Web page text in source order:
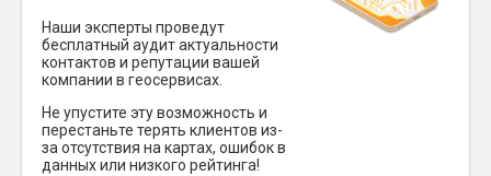
Наши эксперты проведут
бесплатный аудит актуальности
контактов и репутации вашей
компании в геосервисах.
Не упустите эту возможность и
перестаньте терять клиентов из-
за отсутствия на картах, ошибок в
данных или низкого рейтинга!